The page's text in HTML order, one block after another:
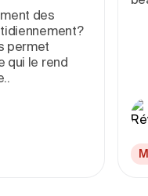
des
permet
qui le rend